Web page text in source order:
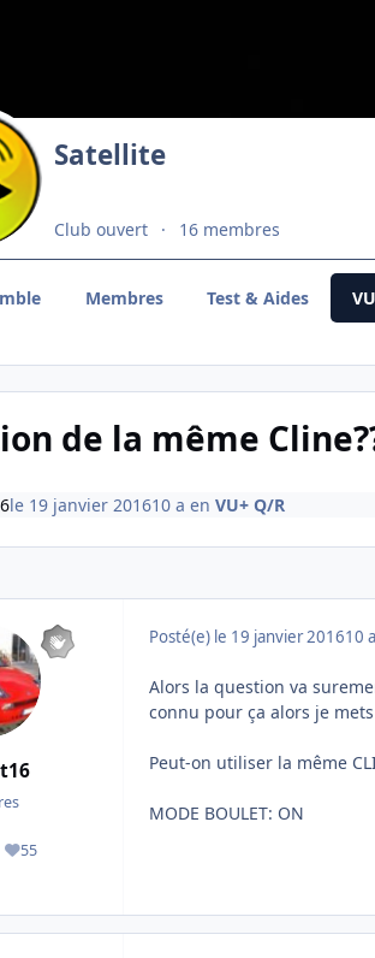
Satellite
Club ouvert 16 membres
Membres Test & Aides
de la même
le 19 janvier 201610 a en VU+ Q/R
55
Réputation
Posté(e) le 19 janvier 201610 a
Alors la question va
connu pour ça alors je
Peut-on utiliser la même
MODE BOULET: ON